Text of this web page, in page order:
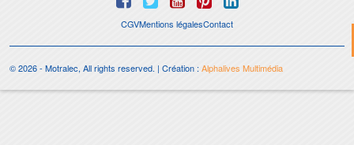
CGVMentions légalesContact
© 2026 - Motralec, All rights reserved. | Création : Alphalives Multimédia